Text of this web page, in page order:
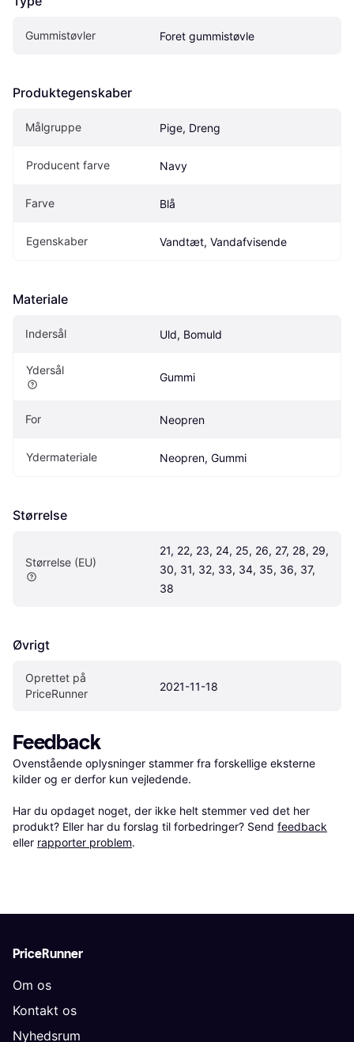
Gummistøvler Foret gummistøvle
Produktegenskaber
Målgruppe Pige, Dreng
Producent farve Navy
Farve Blå
Egenskaber Vandtæt, Vandafvisende
Materiale
Indersål Uld, Bomuld
Ydersål
Gummi
For Neopren
Ydermateriale Neopren, Gummi
Størrelse
Størrelse (EU)
21, 22, 23, 24, 25, 26, 27, 28, 29,
30, 31, 32, 33, 34, 35, 36, 37,
38
Øvrigt
Oprettet på
PriceRunner
2021-11-18
Feedback
Ovenstående oplysninger stammer fra forskellige eksterne
kilder og er derfor kun vejledende.
Har du opdaget noget, der ikke helt stemmer ved det her
produkt? Eller har du forslag til forbedringer? Send feedback
eller rapporter problem.
PriceRunner
Om os
Kontakt os
Nyhedsrum